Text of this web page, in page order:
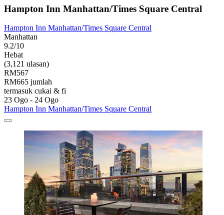
Hampton Inn Manhattan/Times Square Central
Hampton Inn Manhattan/Times Square Central
Manhattan
9.2/10
Hebat
(3,121 ulasan)
RM567
RM665 jumlah
termasuk cukai & fi
23 Ogo - 24 Ogo
Hampton Inn Manhattan/Times Square Central